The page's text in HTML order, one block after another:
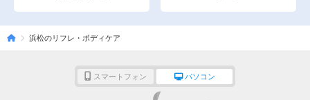
浜松のリフレ・ボディケア
スマートフォン パソコン